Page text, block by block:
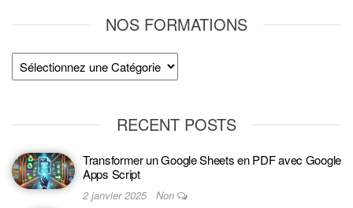
NOS FORMATIONS
RECENT POSTS
Transformer un Google Sheets en PDF avec Google
Apps Script
2 janvier 2025 Non